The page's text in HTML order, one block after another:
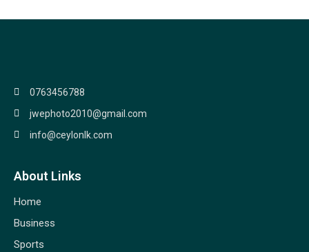
0763456788
jwephoto2010@gmail.com
info@ceylonlk.com
About Links
Home
Business
Sports